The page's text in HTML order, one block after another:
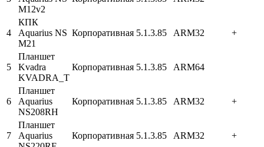
M12v2
4
КПК
Aquarius NS
M21
Корпоративная 5.1.3.85 ARM32 +
5
Планшет
Kvadra
KVADRA_T
Корпоративная 5.1.3.85 ARM64
6
Планшет
Aquarius
NS208RH
Корпоративная 5.1.3.85 ARM32 +
7
Планшет
Aquarius
Корпоративная 5.1.3.85 ARM32 +